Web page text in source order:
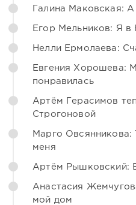
Галина Маковская:
Егор Мельников: Я в
Нелли Ермолаева:
Евгения Хорошева:
понравилась
Артём Герасимов
Строгоновой
Марго Овсянникова:
меня
Артём Рышковский:
Анастасия
мой дом